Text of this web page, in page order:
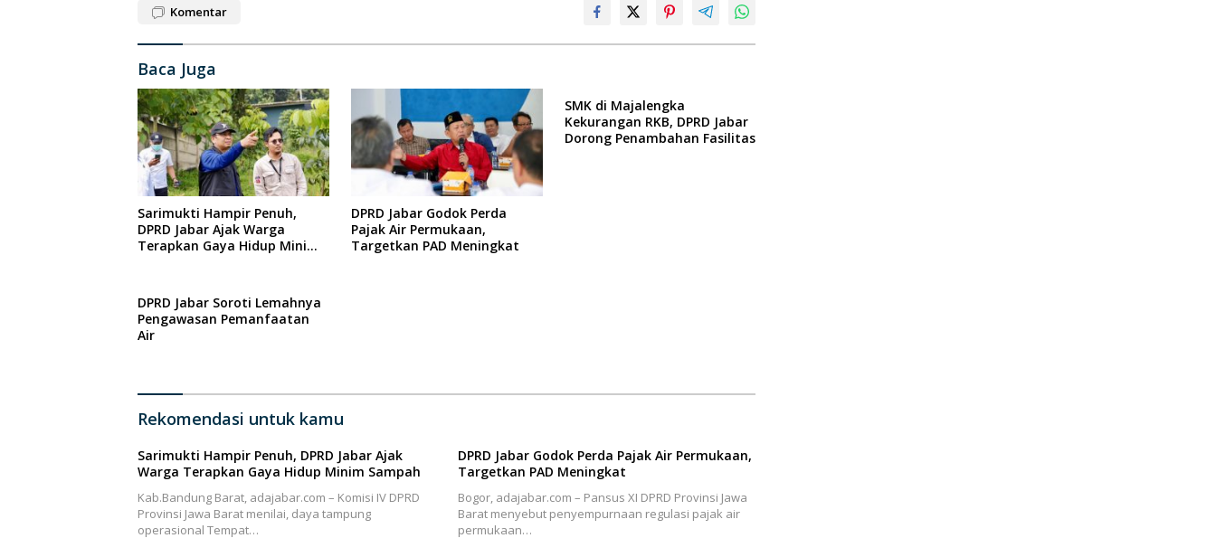
Komentar
Baca Juga
Sarimukti Hampir Penuh,
DPRD Jabar Ajak Warga
Terapkan Gaya Hidup Minim
DPRD Jabar Godok Perda
Pajak Air Permukaan,
Targetkan PAD Meningkat
SMK di Majalengka
Kekurangan RKB, DPRD Jabar
Dorong Penambahan Fasilitas
DPRD Jabar Soroti Lemahnya
Pengawasan Pemanfaatan
Air
Rekomendasi untuk kamu
Sarimukti Hampir Penuh, DPRD Jabar Ajak
Warga Terapkan Gaya Hidup Minim Sampah
Kab.Bandung Barat, adajabar.com – Komisi IV DPRD
Provinsi Jawa Barat menilai, daya tampung
operasional Tempat…
DPRD Jabar Godok Perda Pajak Air Permukaan,
Targetkan PAD Meningkat
Bogor, adajabar.com – Pansus XI DPRD Provinsi Jawa
Barat menyebut penyempurnaan regulasi pajak air
permukaan…